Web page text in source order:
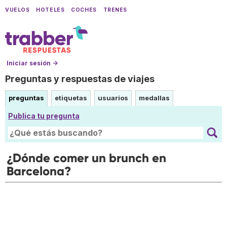
VUELOS HOTELES COCHES TRENES
Iniciar sesión →
Preguntas y respuestas de viajes
preguntas etiquetas usuarios medallas
Publica tu pregunta
¿Dónde comer un brunch en
Barcelona?